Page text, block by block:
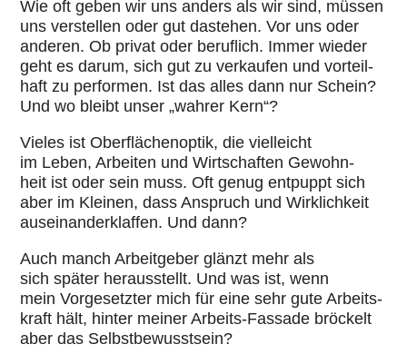
Wie oft geben wir uns anders als wir sind, müssen
uns ver­stel­len oder gut dastehen. Vor uns oder
anderen. Ob privat oder beruf­lich. Immer wieder
geht es darum, sich gut zu ver­kau­fen und vor­teil­
haft zu per­for­men. Ist das alles dann nur Schein?
Und wo bleibt unser „wahrer Kern“?
Vieles ist Ober­flä­chen­op­tik, die viel­leicht
im Leben, Arbeiten und Wirt­schaf­ten Gewohn­
heit ist oder sein muss. Oft genug entpuppt sich
aber im Kleinen, dass Anspruch und Wirk­lich­keit
aus­ein­an­der­klaf­fen. Und dann?
Auch manch Arbeit­ge­ber glänzt mehr als
sich später her­aus­stellt. Und was ist, wenn
mein Vor­ge­setz­ter mich für eine sehr gute Arbeits­
kraft hält, hinter meiner Arbeits-Fassade bröckelt
aber das Selbst­be­wusst­sein?